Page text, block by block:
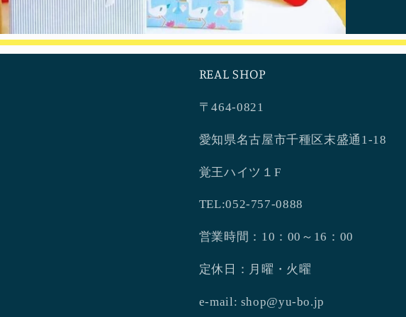
REAL SHOP
〒464-0821
愛知県名古屋市千種区末盛通1-18
覚王ハイツ１F
TEL:052-757-0888
営業時間：10：00～16：00
定休日：月曜・火曜
e-mail: shop@yu-bo.jp